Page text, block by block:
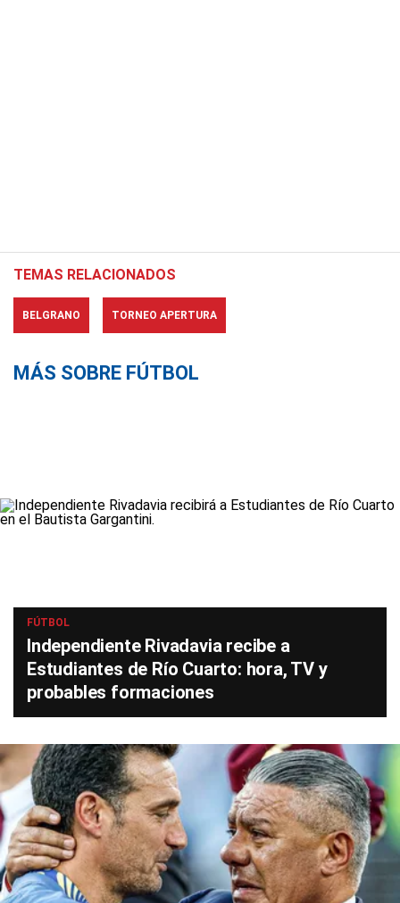
TEMAS RELACIONADOS
BELGRANO TORNEO APERTURA
MÁS SOBRE FÚTBOL
FÚTBOL
Independiente Rivadavia recibe a
Estudiantes de Río Cuarto: hora, TV y
probables formaciones